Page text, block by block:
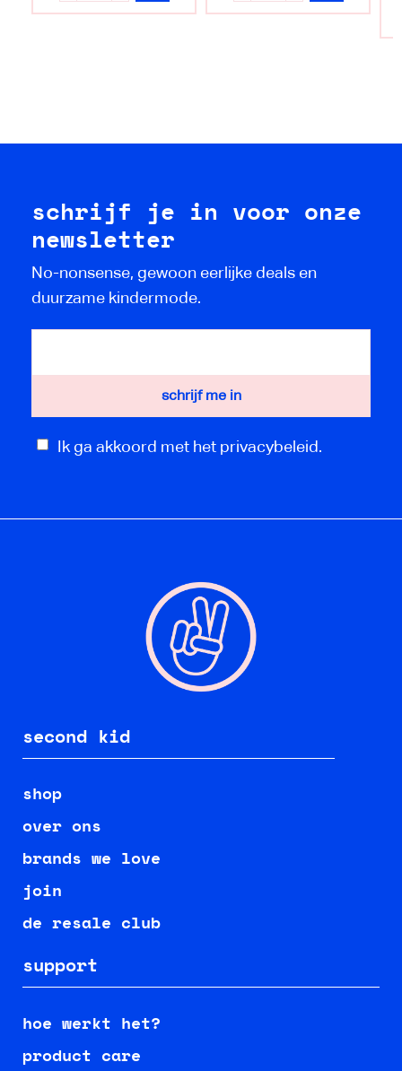
schrijf je in voor onze
newsletter
No-nonsense, gewoon eerlijke deals en
duurzame kindermode.
Ik ga akkoord met het privacybeleid.
second kid
shop
over ons
brands we love
join
de resale club
support
hoe werkt het?
product care